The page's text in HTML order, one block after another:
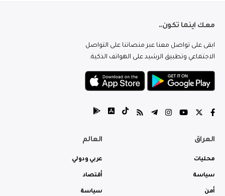
معك اينما تكون..
ابقى على تواصل معنا عبر منصاتنا على التواصل
الاجتماعي وتطبيق الرشيد على الهواتف الذكية.
العراق
محليات
سياسة
أمن
العالم
عربي ودولي
أقتصاد
سياسة